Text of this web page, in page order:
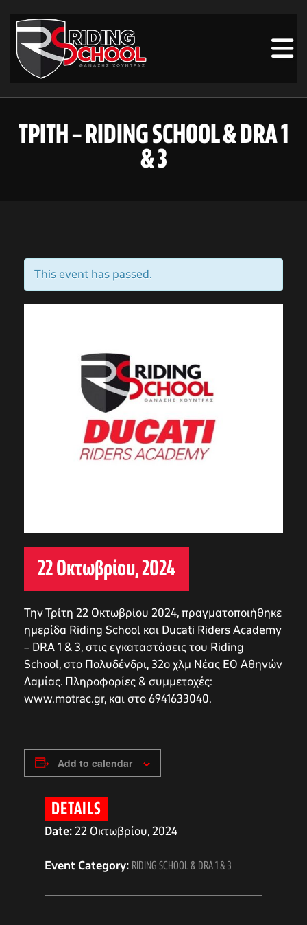
ΤΡΊΤΗ – RIDING SCHOOL & DRA 1
& 3
This event has passed.
22 Οκτωβρίου, 2024
Την Τρίτη 22 Οκτωβρίου 2024, πραγματοποιήθηκε
ημερίδα Riding School και Ducati Riders Academy
– DRA 1 & 3, στις εγκαταστάσεις του Riding
School, στο Πολυδένδρι, 32ο χλμ Νέας ΕΟ Αθηνών
Λαμίας. Πληροφορίες & συμμετοχές:
www.motrac.gr, και στο 6941633040.
Add to calendar
DETAILS
Date:22 Οκτωβρίου, 2024
Event Category: RIDING SCHOOL & DRA 1 & 3